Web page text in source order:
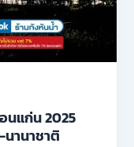
นแก่น 2025
านาชาติ